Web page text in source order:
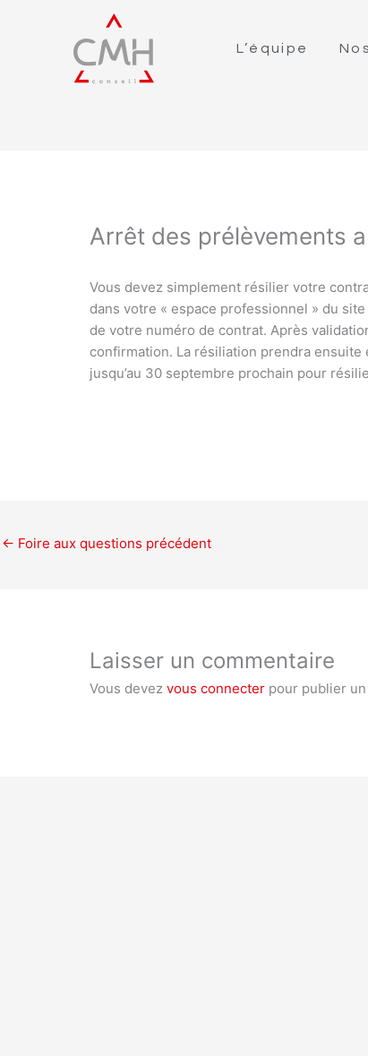
L’équipe
Arrêt des prélèvements
Vous devez simplement résilier votre
dans votre « espace professionnel » du
de votre numéro de contrat. Après
confirmation. La résiliation prendra
jusqu’au 30 septembre prochain pour
← Foire aux questions précédent
Laisser un commentaire
Vous devezvous connecter pour publier